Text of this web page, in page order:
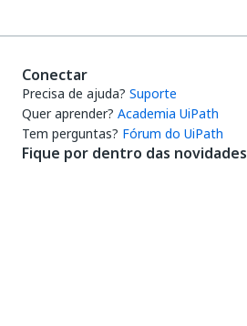
Conectar
Precisa de ajuda? Suporte
Quer aprender? Academia UiPath
Tem perguntas? Fórum do UiPath
Fique por dentro das novidades